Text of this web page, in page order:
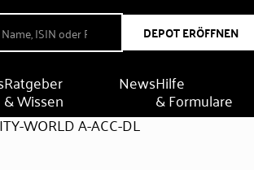
DEPOT ERÖFFNEN
Ratgeber
& Wissen
NewsHilfe
& Formulare
WORLD A-ACC-DL